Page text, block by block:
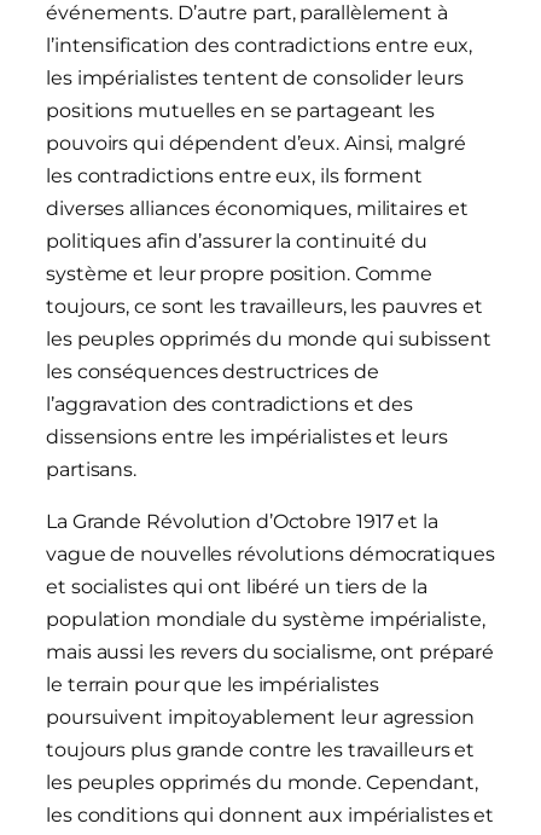
événements. D’autre part, parallèlement à
l’intensification des contradictions entre eux,
les impérialistes tentent de consolider leurs
positions mutuelles en se partageant les
pouvoirs qui dépendent d’eux. Ainsi, malgré
les contradictions entre eux, ils forment
diverses alliances économiques, militaires et
politiques afin d’assurer la continuité du
système et leur propre position. Comme
toujours, ce sont les travailleurs, les pauvres et
les peuples opprimés du monde qui subissent
les conséquences destructrices de
l’aggravation des contradictions et des
dissensions entre les impérialistes et leurs
partisans.
La Grande Révolution d’Octobre 1917 et la
vague de nouvelles révolutions démocratiques
et socialistes qui ont libéré un tiers de la
population mondiale du système impérialiste,
mais aussi les revers du socialisme, ont préparé
le terrain pour que les impérialistes
poursuivent impitoyablement leur agression
toujours plus grande contre les travailleurs et
les peuples opprimés du monde. Cependant,
les conditions qui donnent aux impérialistes et